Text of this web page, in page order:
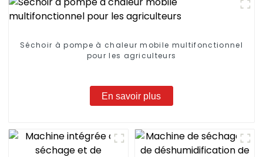
Séchoir à pompe à chaleur mobile multifonctionnel
pour les agriculteurs
En savoir plus